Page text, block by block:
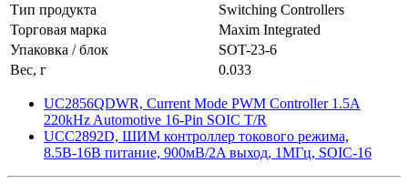
Тип продукта
Switching Controllers
Торговая марка
Maxim Integrated
Упаковка / блок
SOT-23-6
Вес, г
0.033
UC2856QDWR, Current Mode PWM Controller 1.5A
220kHz Automotive 16-Pin SOIC T/R
UCC2892D, ШИМ контроллер токового режима,
8.5В-16В питание, 900мВ/2A выход, 1МГц, SOIC-16